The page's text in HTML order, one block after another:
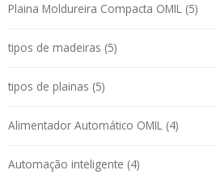
Plaina Moldureira Compacta OMIL (5)
tipos de madeiras (5)
tipos de plainas (5)
Alimentador Automático OMIL (4)
Automação inteligente (4)